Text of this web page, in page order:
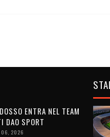
ENTRA NEL TEAM
DAO SPORT
06, 2026